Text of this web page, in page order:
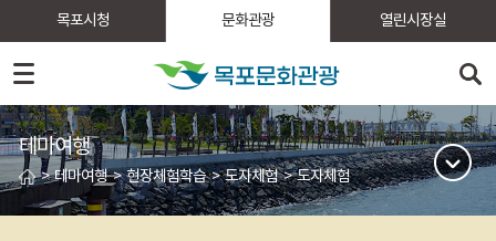
목포시청 문화관광 열린시장실
테마여행
>테마여행>현장체험학습>도자체험>도자체험